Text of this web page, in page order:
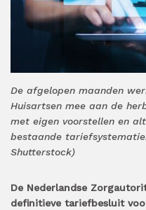
De afgelopen maanden
Huisartsen mee aan de
met eigen voorstellen en
bestaande
Shutterstock)
De Nederlandse
definitieve tariefbesluit